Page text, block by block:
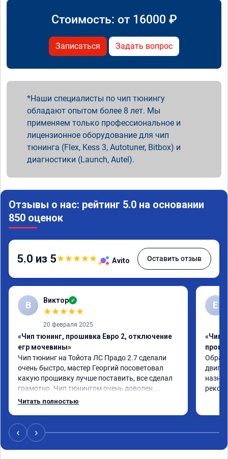
Стоимость: от 16000 ₽
Записаться Задать вопрос
Наши специалисты по чип тюнингу
обладают опытом более 8 лет. Мы
применяем только профессиональное и
лицензионное оборудование для чип
тюнинга (Flex, Kess 3, Autotuner, Bitbox) и
диагностики (Launch, Autel).
Отзывы о нас: рейтинг 5.0 на основании
850 оценок
5.0 из 5★★★★★ Avito Оставить отзыв
В Виктор ✓
★★★★★
20 февраля 2025
«Чип тюнинг, прошивка Евро 2, отключение
егр мочевины»
Чип тюнинг на Тойота ЛС Прадо 2.7 сделали
очень быстро, мастер Георгий посоветовал
какую прошивку лучше поставить, все сделал
грамотно. Чип тюнингом очень доволен,
машина ожила немного, отзыв на педаль газа
провалы. Расход топлива остался таким же, но
динамика улучшилась. Советую этот сервис
всем. Спасибо!!!
Читать полностью
Е
«Чип
‹ ›